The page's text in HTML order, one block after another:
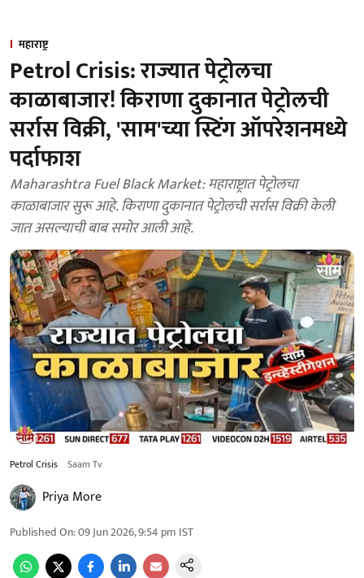
महाराष्ट्र
Petrol Crisis: राज्यात पेट्रोलचा
काळाबाजार! किराणा दुकानात पेट्रोलची
सर्रास विक्री, 'साम'च्या स्टिंग ऑपरेशनमध्ये
पर्दाफाश
Maharashtra Fuel Black Market: महाराष्ट्रात पेट्रोलचा
काळाबाजार सुरू आहे. किराणा दुकानात पेट्रोलची सर्रास विक्री केली
जात असल्याची बाब समोर आली आहे.
Petrol Crisis Saam Tv
Priya More
Published On:09 Jun 2026, 9:54 pm IST